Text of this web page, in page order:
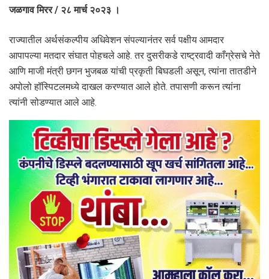
जळगाव मिरर / २८ मार्च २०२३ ।
राज्यातील अर्थसंकल्पीय अधिवेशन संपल्यानंतर सर्व पक्षीय आमदार
आपापल्या मतदार संघात पोहचले आहे. तर दुसरीकडे राष्ट्रवादी काँग्रेसचे नेते
आणि माजी मंत्री छगन भुजबळ यांची प्रकृती बिघडली असून, त्यांना तातडीने
अपोलो हॉस्पिटलमध्ये दाखल करण्यात आले होते. तपासणी करून त्यांना
त्यांनी सोडण्यात आले आहे.